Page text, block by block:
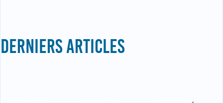
DERNIERS ARTICLES